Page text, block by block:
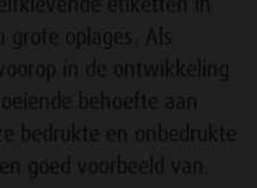
grote oplages. Als
in de ontwikkeling
behoefte aan
bedrukte en onbedrukte
goed voorbeeld van.